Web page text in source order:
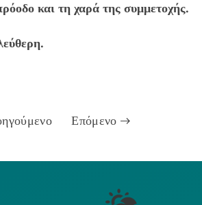
και τη χαρά της συμμετοχής.
Επόμενο